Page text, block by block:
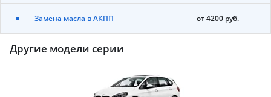
Замена масла в АКПП от 4200 руб.
Другие модели серии